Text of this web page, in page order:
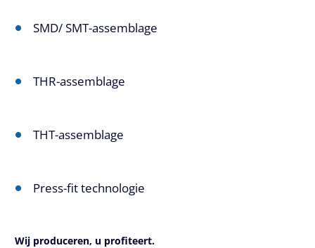
SMD/ SMT-assemblage
THR-assemblage
THT-assemblage
Press-fit technologie
Wij produceren, u profiteert.